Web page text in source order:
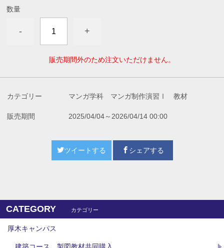
数量
- +
販売期間外のため注文いただけません。
カテゴリー マンガ学科 マンガ制作演習Ⅰ 教材
販売期間 2025/04/04～2026/04/14 00:00
ツイートする シェアする
CATEGORY カテゴリー
厚木キャンパス